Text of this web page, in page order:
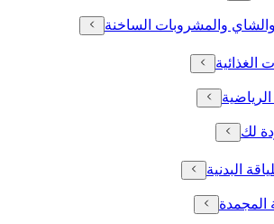
والمشروبات الساخنة
الغذائية
لك
البدنية
المجمدة